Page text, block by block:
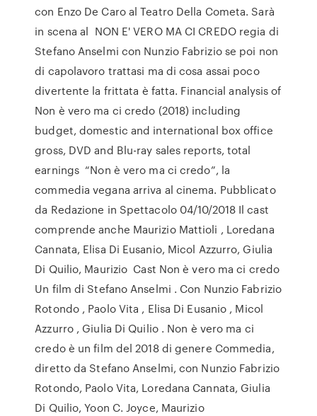
con Enzo De Caro al Teatro Della Cometa. Sarà
in scena al NON E' VERO MA CI CREDO regia di
Stefano Anselmi con Nunzio Fabrizio se poi non
di capolavoro trattasi ma di cosa assai poco
divertente la frittata è fatta. Financial analysis of
Non è vero ma ci credo (2018) including
budget, domestic and international box office
gross, DVD and Blu-ray sales reports, total
earnings “Non è vero ma ci credo”, la
commedia vegana arriva al cinema. Pubblicato
da Redazione in Spettacolo 04/10/2018 Il cast
comprende anche Maurizio Mattioli , Loredana
Cannata, Elisa Di Eusanio, Micol Azzurro, Giulia
Di Quilio, Maurizio Cast Non è vero ma ci credo
Un film di Stefano Anselmi . Con Nunzio Fabrizio
Rotondo , Paolo Vita , Elisa Di Eusanio , Micol
Azzurro , Giulia Di Quilio . Non è vero ma ci
credo è un film del 2018 di genere Commedia,
diretto da Stefano Anselmi, con Nunzio Fabrizio
Rotondo, Paolo Vita, Loredana Cannata, Giulia
Di Quilio, Yoon C. Joyce, Maurizio